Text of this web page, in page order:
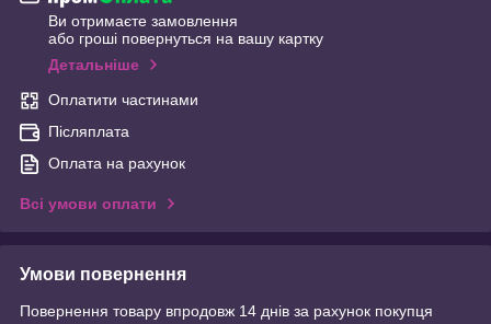
Ви отримаєте замовлення
або гроші повернуться на вашу картку
Детальніше
Оплатити частинами
Післяплата
Оплата на рахунок
Всі умови оплати
Умови повернення
Повернення товару впродовж 14 днів за рахунок покупця